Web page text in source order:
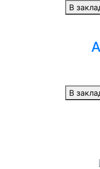
В
В